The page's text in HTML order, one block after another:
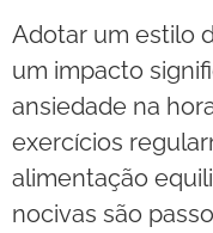
Adotar um estilo
um impacto
ansiedade na
exercícios
alimentação
nocivas são